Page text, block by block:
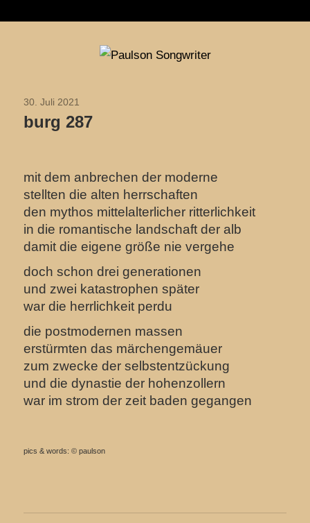
Paulson
30. Juli 2021
burg 287
mit dem anbrechen der moderne
stellten die alten herrschaften
den mythos mittelalterlicher ritterlichkeit
in die romantische landschaft der alb
damit die eigene größe nie vergehe
doch schon drei generationen
und zwei katastrophen später
war die herrlichkeit perdu
die postmodernen massen
erstürmten das märchengemäuer
zum zwecke der selbstentzückung
und die dynastie der hohenzollern
war im strom der zeit baden gegangen
pics & words: © paulson